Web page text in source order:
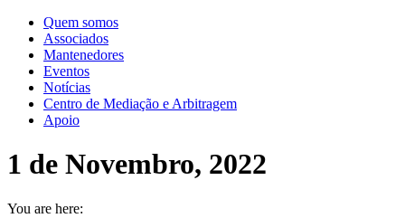
Quem somos
Associados
Mantenedores
Eventos
Notícias
Centro de Mediação e Arbitragem
Apoio
1 de Novembro, 2022
You are here: